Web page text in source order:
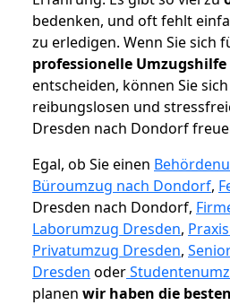
bedenken, und oft fehlt
zu erledigen. Wenn Sie sich
professionelle Umzugshilfe
entscheiden, können Sie
reibungslosen und
Dresden nach Dondorf
Egal, ob Sie einen
Büroumzug nach Dondorf,
Dresden nach Dondorf,
Laborumzug Dresden,
Privatumzug Dresden,
Dresden oder
planen wir haben die